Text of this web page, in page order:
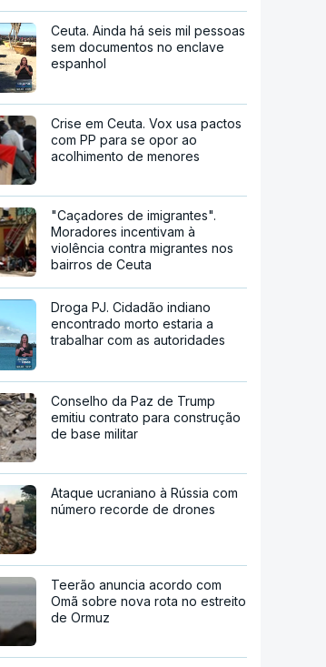
Ceuta. Ainda há seis mil pessoas
sem documentos no enclave
espanhol
Crise em Ceuta. Vox usa pactos
com PP para se opor ao
acolhimento de menores
"Caçadores de imigrantes".
Moradores incentivam à
violência contra migrantes nos
bairros de Ceuta
Droga PJ. Cidadão indiano
encontrado morto estaria a
trabalhar com as autoridades
Conselho da Paz de Trump
emitiu contrato para construção
de base militar
Ataque ucraniano à Rússia com
número recorde de drones
Teerão anuncia acordo com
Omã sobre nova rota no estreito
de Ormuz